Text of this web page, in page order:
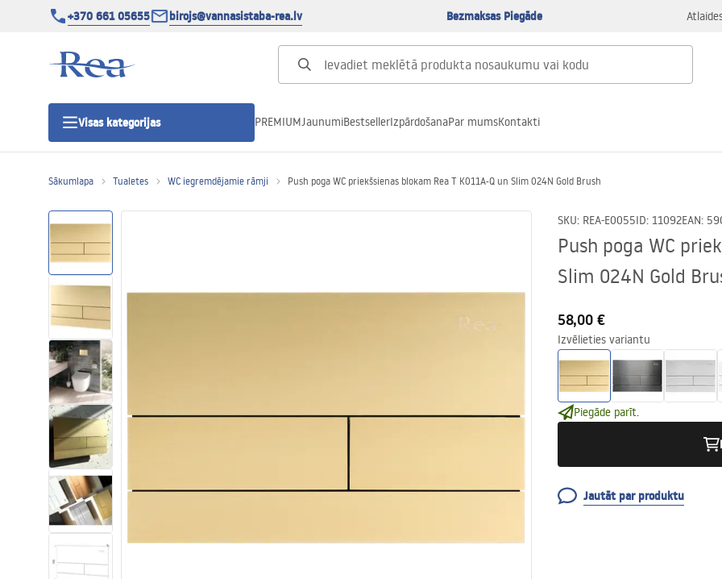
+370 661 05655 birojs@vannasistaba-rea.lv Bezmaksas Piegāde
Visas kategorijas
Dušas durvis
Vannas istabas dušas paliktņi
Lineāras dušas notekas
Tualetes
Izlietnes
Vannas un ekrāni
Vannas istabas jaucējkrāni
Vannas istabas dušas
PREMIUMJaunumiBestsellerIzpārdošanaPar mumsKontakti
Sākumlapa Tualetes WC iegremdējamie rāmji Push poga WC priekšsienas blokam Rea T K011A-Q un Slim 024N Gold Brush
SKU: REA-E0055ID: 11092EAN:
Push poga WC
Slim 024N Gold
58,00 €
Izvēlieties variantu
Piegāde parīt.
Jautāt par produktu